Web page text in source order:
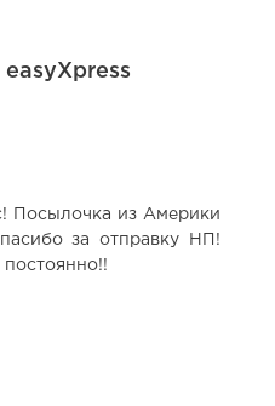
Посылочка из Америки
за отправку НП!
постоянно!!